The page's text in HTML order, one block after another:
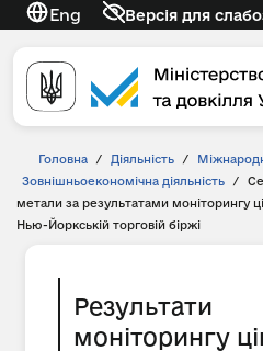
Eng Версія для
Головна / Діяльність /
Зовнішньоекономічна діяльність
/
метали за результатами моніторингу
Нью-Йоркській торговій біржі
Результати
моніторингу